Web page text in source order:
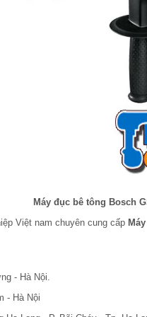
Máy đục bê tông Bosch
Việt nam chuyên cung cấp
- Hà Nội.
- Hà Nội